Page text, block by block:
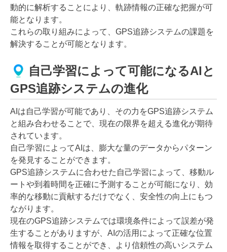
動的に解析することにより、軌跡情報の正確な把握が可
能となります。
これらの取り組みによって、GPS追跡システムの課題を
解決することが可能となります。
自己学習によって可能になるAIと
GPS追跡システムの進化
AIは自己学習が可能であり、その力をGPS追跡システム
と組み合わせることで、現在の限界を超える進化が期待
されています。
自己学習によってAIは、膨大な量のデータからパターン
を発見することができます。
GPS追跡システムに合わせた自己学習によって、移動ル
ートや到着時間を正確に予測することが可能になり、効
率的な移動に貢献するだけでなく、安全性の向上にもつ
ながります。
現在のGPS追跡システムでは環境条件によって誤差が発
生することがありますが、AIの活用によって正確な位置
情報を取得することができ、より信頼性の高いシステム